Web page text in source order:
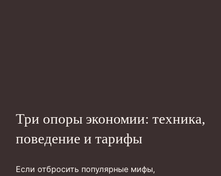
Три опоры экономии: техника,
поведение и тарифы
Если отбросить популярные мифы,